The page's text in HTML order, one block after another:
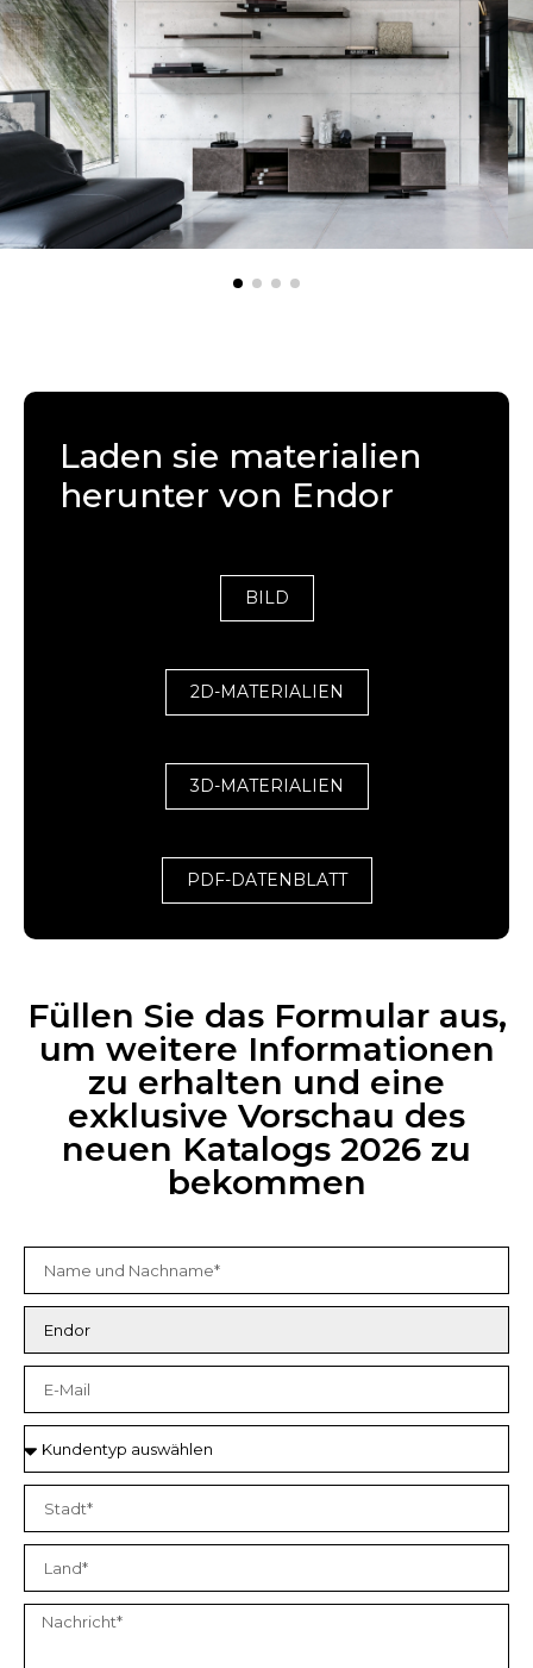
Laden sie materialien
herunter von Endor
BILD
2D-MATERIALIEN
3D-MATERIALIEN
PDF-DATENBLATT
Füllen Sie das Formular aus,
um weitere Informationen
zu erhalten und eine
exklusive Vorschau des
neuen Katalogs 2026 zu
bekommen